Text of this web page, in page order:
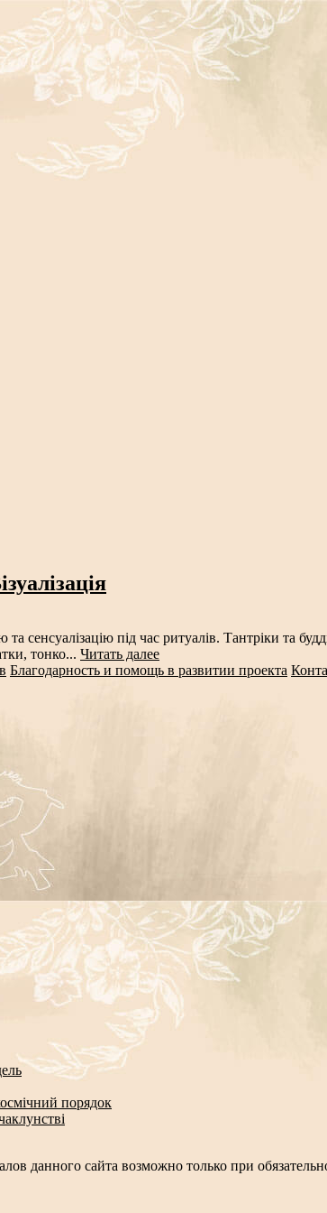
та сенсуалізацію під час ритуалів. Тантріки та
тонко... Читать далее
Благодарность и помощь в развитии проекта
порядок
данного сайта возможно только при